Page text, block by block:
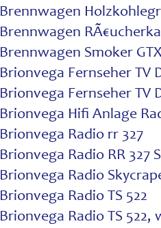
Brennwagen
Brennwagen
Brennwagen Smoker
Brionvega Fernseher TV
Brionvega Fernseher TV
Brionvega Hifi Anlage
Brionvega Radio rr 327
Brionvega Radio RR 327
Brionvega Radio
Brionvega Radio TS 522
Brionvega Radio TS 522,